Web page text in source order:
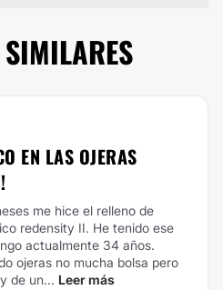
EN LAS OJERAS
me hice el relleno de
redensity II. He tenido ese
actualmente 34 años.
ojeras no mucha bolsa pero
de un... Leer más